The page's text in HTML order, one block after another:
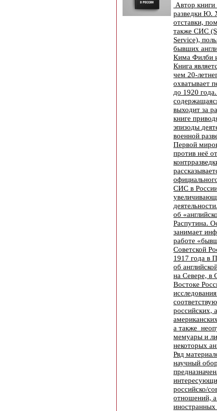
Автор
разведки Ю.
отставки,
также СИС
Service),
бывших
Кима Филби
Книга
чем 20-
охватывает
до 1920
выходит за
книге
эпизоды
военной
Первой
против неё
СИС в
об
Распутина.
занимает
работе
Советской
1917 года в
об
на Севере, в
Востоке
российских,
а также
мемуары и
некоторых
Ряд
научный
российско/
отношений, а